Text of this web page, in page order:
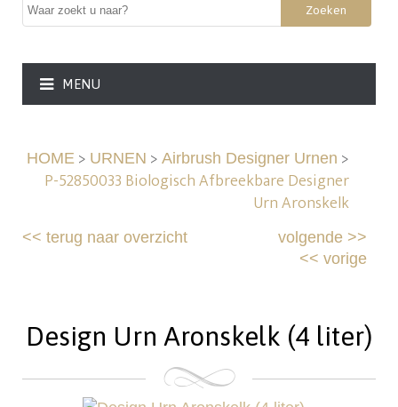
Zoeken
MENU
HOME> URNEN > Airbrush Designer Urnen >
P-52850033 Biologisch Afbreekbare Designer
Urn Aronskelk
<<terug naar overzicht volgende>>
<< vorige
Design Urn Aronskelk (4 liter)